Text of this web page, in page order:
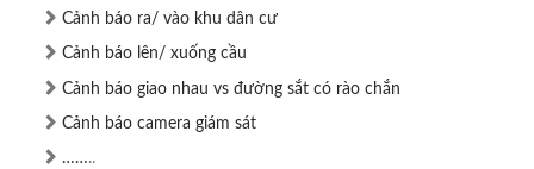
Cảnh báo ra/ vào khu dân cư
Cảnh báo lên/ xuống cầu
Cảnh báo giao nhau vs đường sắt có rào chắn
Cảnh báo camera giám sát
……..